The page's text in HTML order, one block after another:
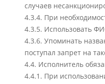
случаев
4.3.4. При
4.3.5. Использовать
4.3.6. Упоминать
поступал запрет на
4.4. Исполнитель
4.4.1. При